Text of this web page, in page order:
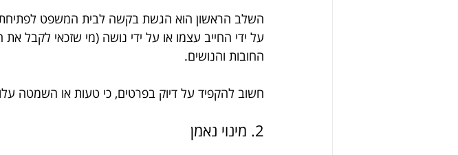
השלב הראשון הוא הגשת בקשה לבית המשפט
על ידי החייב עצמו או על ידי נושה (מי שזכאי לקבל
החובות והנושים.
חשוב להקפיד על דיוק בפרטים, כי טעות או השמטה
2. מינוי נאמן